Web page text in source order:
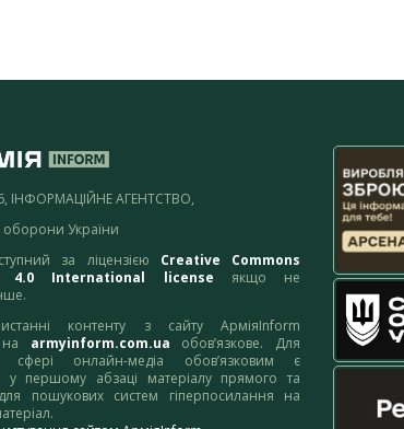
ІНФОРМАЦІЙНЕ АГЕНТСТВО,
оборони України
за ліцензією Creative Commons
4.0 International license якщо не
контенту з сайту АрміяInform
на armyinform.com.ua обов’язкове. Для
у сфері онлайн-медіа обов’язковим є
у першому абзаці матеріалу прямого та
для пошукових систем гіперпосилання на